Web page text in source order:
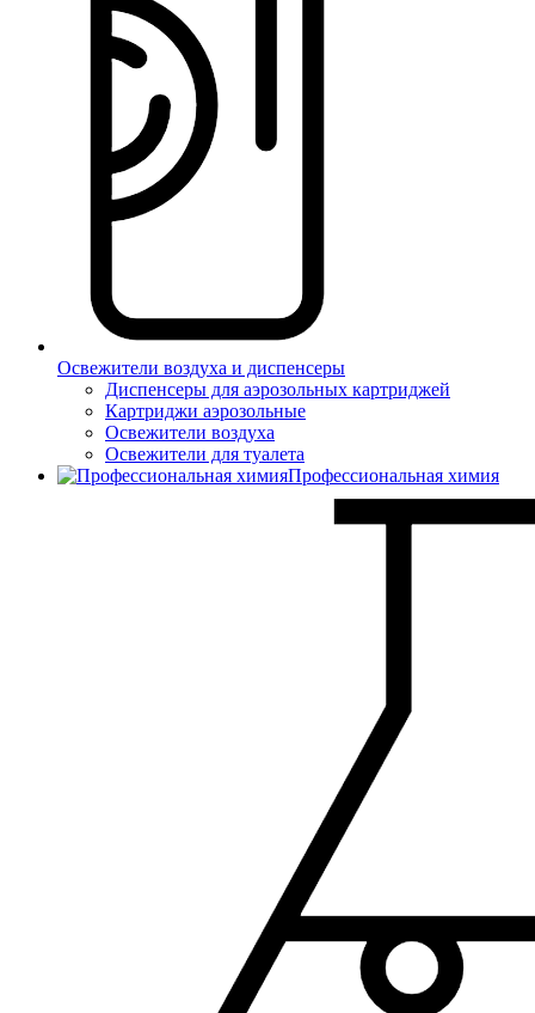
Освежители воздуха и диспенсеры
Диспенсеры для аэрозольных картриджей
Картриджи аэрозольные
Освежители воздуха
Освежители для туалета
Профессиональная химия